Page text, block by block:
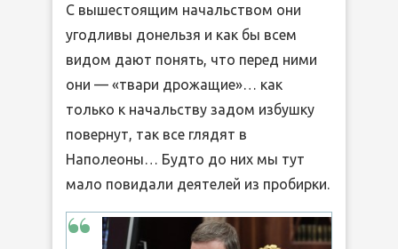
С вышестоящим начальством они
угодливы донельзя и как бы всем
видом дают понять, что перед ними
они — «твари дрожащие»… как
только к начальству задом избушку
повернут, так все глядят в
Наполеоны… Будто до них мы тут
мало повидали деятелей из пробирки.